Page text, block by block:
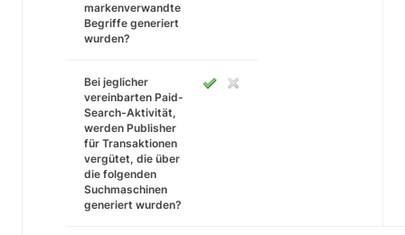
markenverwandte
Begriffe generiert
wurden?
Bei jeglicher
vereinbarten Paid-
Search-Aktivität,
werden Publisher
für Transaktionen
vergütet, die über
die folgenden
Suchmaschinen
generiert wurden?